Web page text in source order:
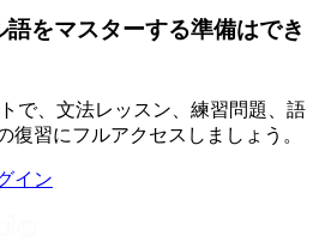
をマスターする準備はでき
で、文法レッスン、練習問題、語
復習にフルアクセスしましょう。
イン